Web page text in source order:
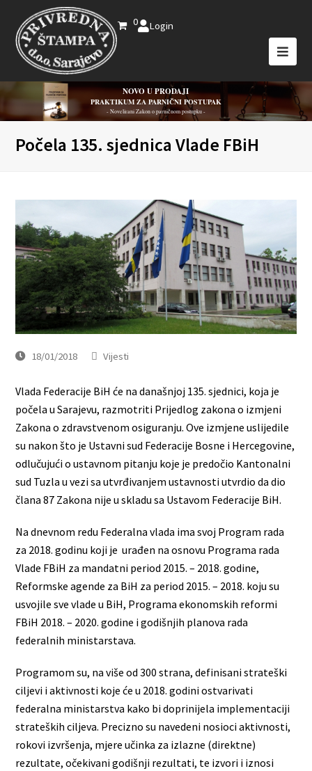
0 Login
NOVO U PRODAJI
PRAKTIKUM ZA PARNIČNI POSTUPAK
- Novelirani Zakon o parničnom postupku -
Počela 135. sjednica Vlade FBiH
18/01/2018 Vijesti
Vlada Federacije BiH će na današnjoj 135. sjednici, koja je
počela u Sarajevu, razmotriti Prijedlog zakona o izmjeni
Zakona o zdravstvenom osiguranju. Ove izmjene uslijedile
su nakon što je Ustavni sud Federacije Bosne i Hercegovine,
odlučujući o ustavnom pitanju koje je predočio Kantonalni
sud Tuzla u vezi sa utvrđivanjem ustavnosti utvrdio da dio
člana 87 Zakona nije u skladu sa Ustavom Federacije BiH.
Na dnevnom redu Federalna vlada ima svoj Program rada
za 2018. godinu koji je urađen na osnovu Programa rada
Vlade FBiH za mandatni period 2015. – 2018. godine,
Reformske agende za BiH za period 2015. – 2018. koju su
usvojile sve vlade u BiH, Programa ekonomskih reformi
FBiH 2018. – 2020. godine i godišnjih planova rada
federalnih ministarstava.
Programom su, na više od 300 strana, definisani strateški
ciljevi i aktivnosti koje će u 2018. godini ostvarivati
federalna ministarstva kako bi doprinijela implementaciji
strateških ciljeva. Precizno su navedeni nosioci aktivnosti,
rokovi izvršenja, mjere učinka za izlazne (direktne)
rezultate, očekivani godišnji rezultati, te izvori i iznosi